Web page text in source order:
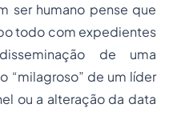
ser humano pense que
todo com expedientes
de uma
“milagroso” de um líder
ou a alteração da data